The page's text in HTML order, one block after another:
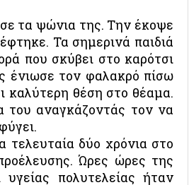
τα ψώνια της. Την έκοψε
Τα σημερινά παιδιά
που σκύβει στο καρότσι
ένιωσε τον φαλακρό πίσω
καλύτερη θέση στο θέαμα.
του αναγκάζοντάς τον να
τελευταία δύο χρόνια στο
Ώρες ώρες της
πολυτελείας ήταν